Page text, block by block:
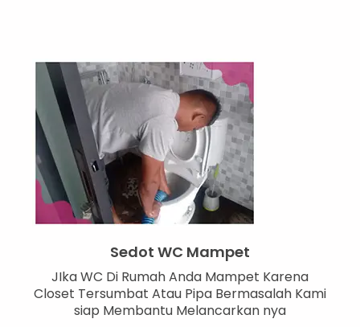
Sedot WC Mampet
JIka WC Di Rumah Anda Mampet Karena
Closet Tersumbat Atau Pipa Bermasalah Kami
siap Membantu Melancarkan nya